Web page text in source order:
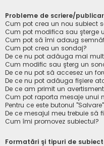
Probleme de scriere/
Cum pot crea un nou subiect
Cum pot modifica sau şterge
Cum pot să îmi adaug
Cum pot crea un sondaj?
De ce nu pot adăuga mai
Cum modific sau şterg un
De ce nu pot să accesez un
De ce nu pot adăuga fişiere
De ce am primit un
Cum pot raporta mesaje unui
Pentru ce este butonul
De ce mesajul meu trebuie să
Cum îmi promovez subiectul?
Formatări şi tipuri de